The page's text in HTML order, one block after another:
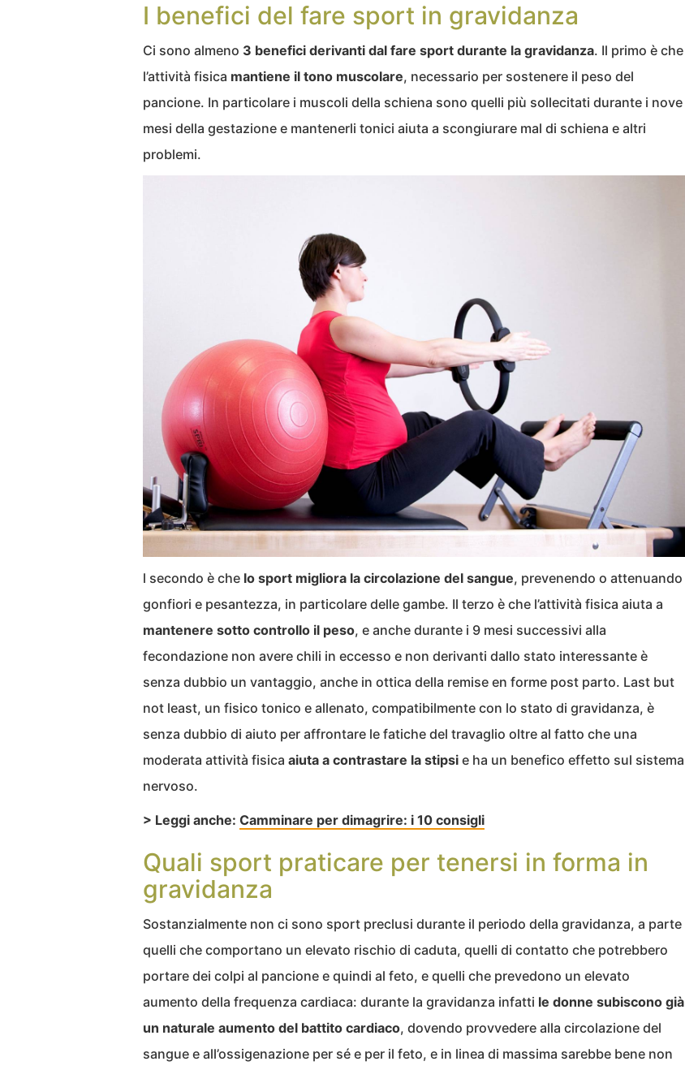
I benefici del fare sport in gravidanza
Ci sono almeno 3 benefici derivanti dal fare sport durante la gravidanza. Il primo è che
l’attività fisica mantiene il tono muscolare, necessario per sostenere il peso del
pancione. In particolare i muscoli della schiena sono quelli più sollecitati durante i nove
mesi della gestazione e mantenerli tonici aiuta a scongiurare mal di schiena e altri
problemi.
l secondo è che lo sport migliora la circolazione del sangue, prevenendo o attenuando
gonfiori e pesantezza, in particolare delle gambe. Il terzo è che l’attività fisica aiuta a
mantenere sotto controllo il peso, e anche durante i 9 mesi successivi alla
fecondazione non avere chili in eccesso e non derivanti dallo stato interessante è
senza dubbio un vantaggio, anche in ottica della remise en forme post parto. Last but
not least, un fisico tonico e allenato, compatibilmente con lo stato di gravidanza, è
senza dubbio di aiuto per affrontare le fatiche del travaglio oltre al fatto che una
moderata attività fisica aiuta a contrastare la stipsi e ha un benefico effetto sul sistema
nervoso.
> Leggi anche: Camminare per dimagrire: i 10 consigli
Quali sport praticare per tenersi in forma in
gravidanza
Sostanzialmente non ci sono sport preclusi durante il periodo della gravidanza, a parte
quelli che comportano un elevato rischio di caduta, quelli di contatto che potrebbero
portare dei colpi al pancione e quindi al feto, e quelli che prevedono un elevato
aumento della frequenza cardiaca: durante la gravidanza infatti le donne subiscono già
un naturale aumento del battito cardiaco, dovendo provvedere alla circolazione del
sangue e all’ossigenazione per sé e per il feto, e in linea di massima sarebbe bene non